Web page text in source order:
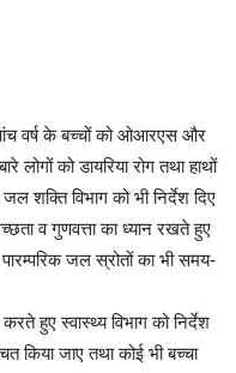
वर्ष के बच्चों को ओआरएस और
को डायरिया रोग तथा हाथों
शक्ति विभाग को भी निर्देश दिए
व गुणवत्ता का ध्यान रखते हुए
जल स्रोतों का भी समय-
हुए स्वास्थ्य विभाग को निर्देश
किया जाए तथा कोई भी बच्चा